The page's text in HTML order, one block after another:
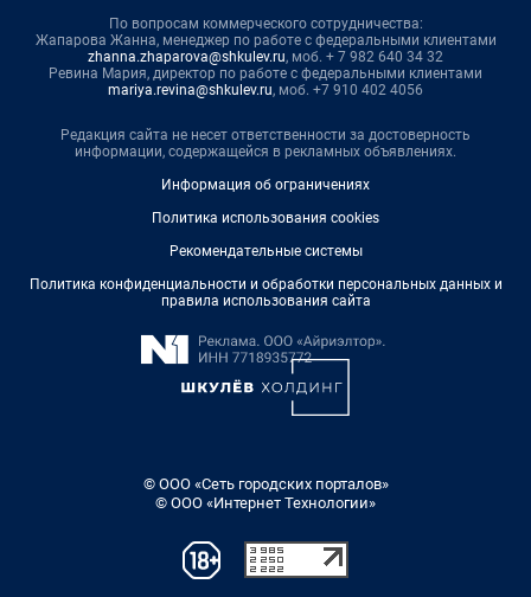
По вопросам коммерческого сотрудничества:
Жапарова Жанна, менеджер по работе с федеральными клиентами
zhanna.zhaparova@shkulev.ru, моб. + 7 982 640 34 32
Ревина Мария, директор по работе с федеральными клиентами
mariya.revina@shkulev.ru, моб. +7 910 402 4056
Редакция сайта не несет ответственности за достоверность
информации, содержащейся в рекламных объявлениях.
Информация об ограничениях
Политика использования cookies
Рекомендательные системы
Политика конфиденциальности и обработки персональных данных и
правила использования сайта
© ООО «Сеть городских порталов»
© ООО «Интернет Технологии»